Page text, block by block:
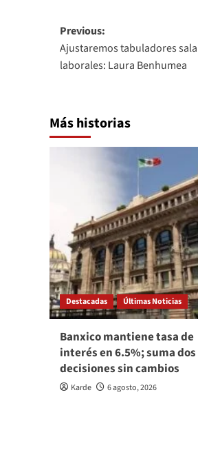
Post
navigation
Previous:
Ajustaremos tabuladores
laborales: Laura Benhumea
Más historias
Destacadas Últimas Noticias
Banxico mantiene tasa de
interés en 6.5%; suma dos
decisiones sin cambios
Karde 6 agosto, 2026